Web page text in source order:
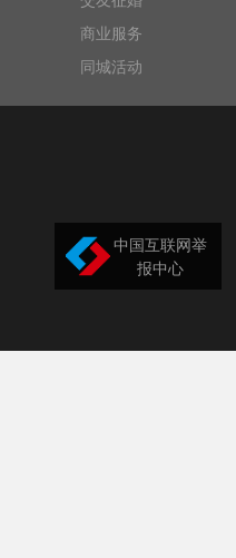
商业服务
同城活动
中国互联网举
报中心